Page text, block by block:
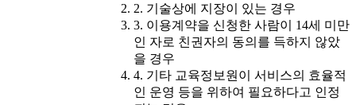
2. 기술상에 지장이 있는 경우
3. 이용계약을 신청한 사람이 14세 미만
인 자로 친권자의 동의를 득하지 않았
을 경우
4. 기타 교육정보원이 서비스의 효율적
인 운영 등을 위하여 필요하다고 인정